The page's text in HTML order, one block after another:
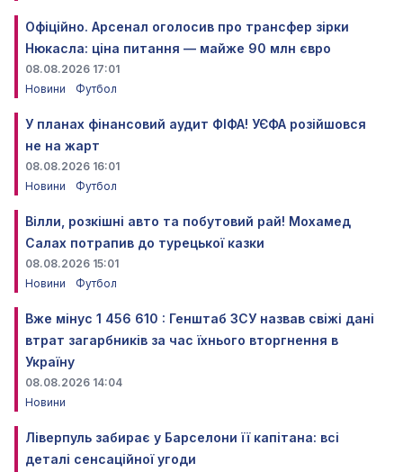
Офіційно. Арсенал оголосив про трансфер зірки
Нюкасла: ціна питання — майже 90 млн євро
08.08.2026 17:01
Новини
Футбол
У планах фінансовий аудит ФІФА! УЄФА розійшовся
не на жарт
08.08.2026 16:01
Новини
Футбол
Вілли, розкішні авто та побутовий рай! Мохамед
Салах потрапив до турецької казки
08.08.2026 15:01
Новини
Футбол
Вже мінус 1 456 610 : Генштаб ЗСУ назвав свіжі дані
втрат загарбників за час їхнього вторгнення в
Україну
08.08.2026 14:04
Новини
Ліверпуль забирає у Барселони її капітана: всі
деталі сенсаційної угоди